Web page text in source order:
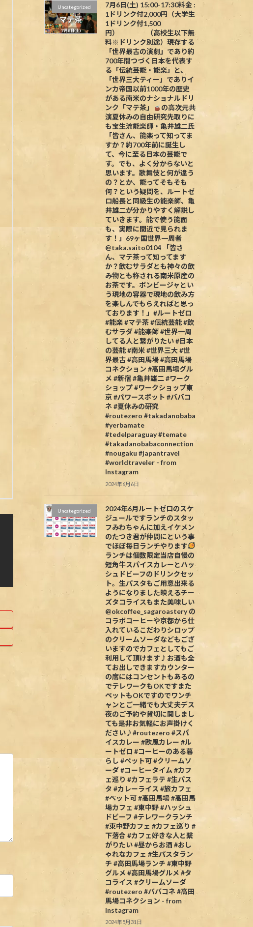
Uncategorized
7月6日(土) 15:00-17:30料金 :
1ドリンク付2,000円（大学生
1ドリンク付1,500
円） （高校生以下無
料※ドリンク別途）現存する
「世界最古の演劇」であり約
700年間つづく日本を代表す
る「伝統芸能・能楽」と、
「世界三大ティー」でありイ
ンカ帝国以前1000年の歴史
がある南米のナショナルドリ
ンク「マテ茶」
の高次元共
演夏休みの自由研究先取りに
も宝生流能楽師・亀井雄二氏
「皆さん、能楽って知ってま
すか？約700年前に誕生し
て、今に至る日本の芸能で
す。でも、よく分からないと
思います。歌舞伎と何が違う
の？とか、能ってそもそも
何？という疑問を、ルートゼ
ロ船長と同級生の能楽師、亀
井雄二が分かりやすく解説し
ていきます。能で使う能面
も、実際に間近で見られま
す！」69ヶ国世界一周者
@taka.saito0104 「皆さ
ん、マテ茶って知ってます
か？飲むサラダとも神々の飲
み物とも称される南米原産の
お茶です。ボンビージャとい
う現地の容器で現地の飲み方
を楽しんでもらえればと思っ
ております！」#ルートゼロ
#能楽 #マテ茶 #伝統芸能 #飲
むサラダ #能楽師 #世界一周
してる人と繋がりたい #日本
の芸能 #南米 #世界三大 #世
界最古 #高田馬場 #高田馬場
コネクション #高田馬場グル
メ #新宿 #亀井雄二 #ワーク
ショップ #ワークショップ東
京 #パワースポット #ババコ
ネ #夏休みの研究
#routezero #takadanobaba
#yerbamate
#tedelparaguay #temate
#takadanobabaconnection
#nougaku #japantravel
#worldtraveler - from
Instagram
2024年6月6日
Uncategorized
2024年6月ルートゼロのスケ
ジュールですランチのスタッ
フみわちゃんに加えイケメン
のたつき君が仲間にという事
でほぼ毎日ランチやります
ランチは個数限定当店自慢の
短角牛スパイスカレーとハッ
シュドビーフのドリンクセッ
ト。生パスタもご用意出来る
ようになりました映えるチー
ズタコライスもまた美味しい
@okcoffee_sagaroastery の
コラボコーヒーや京都から仕
入れているこだわりシロップ
のクリームソーダなどもござ
いますのでカフェとしてもご
利用して頂けます♪お酒も全
てお出しできますカウンター
の席にはコンセントもあるの
でテレワークもOKですまた
ペットもOKですのでワンチ
ャンとご一緒でも大丈夫デス
夜のご予約や貸切に関しまし
ても是非お気軽にお声掛けく
ださい♪#routezero #スパ
イスカレー #欧風カレー #ル
ートゼロ #コーヒーのある暮
らし #ペット可 #クリームソ
ーダ #コーヒータイム #カフ
ェ巡り #カフェラテ #生パス
タ #カレーライス #旅カフェ
#ペット可 #高田馬場 #高田馬
場カフェ #東中野 #ハッシュ
ドビーフ #テレワークランチ
#東中野カフェ #カフェ巡り #
下落合 #カフェ好きな人と繋
がりたい #昼からお酒 #おし
ゃれなカフェ #生パスタラン
チ #高田馬場ランチ #東中野
グルメ #高田馬場グルメ #タ
コライス #クリームソーダ
#routezero #ババコネ #高田
馬場コネクション - from
Instagram
2024年5月31日